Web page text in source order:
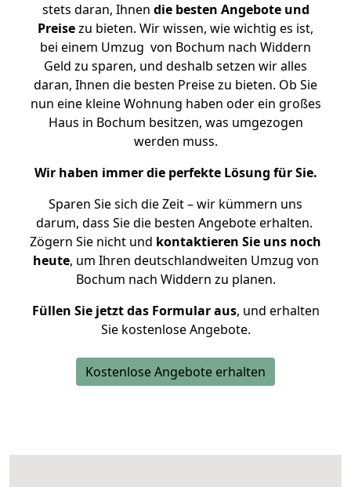
stets daran, Ihnen die besten Angebote und
Preisezu bieten. Wir wissen, wie wichtig es ist,
bei einem Umzug von Bochum nach Widdern
Geld zu sparen, und deshalb setzen wir alles
daran, Ihnen die besten Preise zu bieten. Ob Sie
nun eine kleine Wohnung haben oder ein großes
Haus in Bochum besitzen, was umgezogen
werden muss.
Wir haben immer die perfekte Lösung für Sie.
Sparen Sie sich die Zeit – wir kümmern uns
darum, dass Sie die besten Angebote erhalten.
Zögern Sie nicht und kontaktieren Sie uns noch
heute, um Ihren deutschlandweiten Umzug von
Bochum nach Widdern zu planen.
Füllen Sie jetzt das Formular aus, und erhalten
Sie kostenlose Angebote.
Kostenlose Angebote erhalten